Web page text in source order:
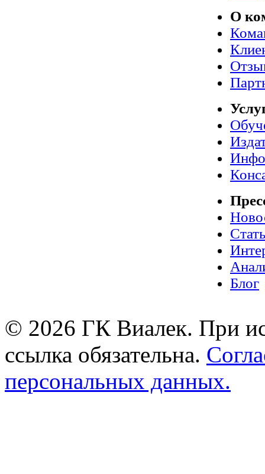
О
Блог
© 2026 ГК Виалек. При
ссылка обязательна.
персональных данных.